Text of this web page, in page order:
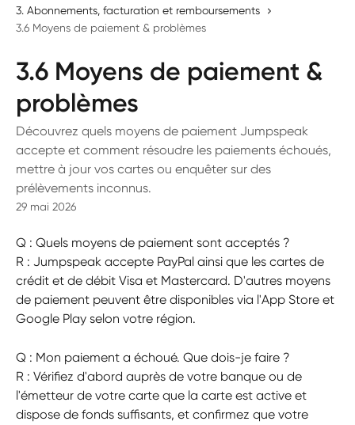
3. Abonnements, facturation et remboursements
3.6 Moyens de paiement & problèmes
3.6 Moyens de paiement &
problèmes
Découvrez quels moyens de paiement Jumpspeak
accepte et comment résoudre les paiements échoués,
mettre à jour vos cartes ou enquêter sur des
prélèvements inconnus.
29 mai 2026
Q : Quels moyens de paiement sont acceptés ?
R : Jumpspeak accepte PayPal ainsi que les cartes de
crédit et de débit Visa et Mastercard. D'autres moyens
de paiement peuvent être disponibles via l'App Store et
Google Play selon votre région.
Q : Mon paiement a échoué. Que dois-je faire ?
R : Vérifiez d'abord auprès de votre banque ou de
l'émetteur de votre carte que la carte est active et
dispose de fonds suffisants, et confirmez que votre